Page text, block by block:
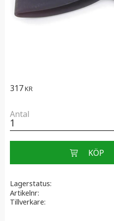
317KR
Antal
Lagerstatus
Artikelnr
Tillverkare